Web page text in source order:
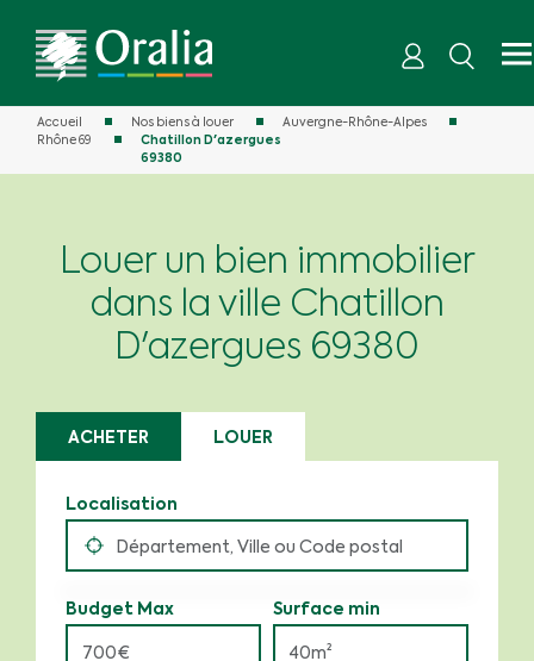
Accueil Nos biens à louer
Auvergne-Rhône-Alpes
Rhône 69
Chatillon D'azergues
69380
Louer un bien immobilier
dans la ville Chatillon
D'azergues 69380
ACHETER LOUER
Localisation
Budget Max Surface min